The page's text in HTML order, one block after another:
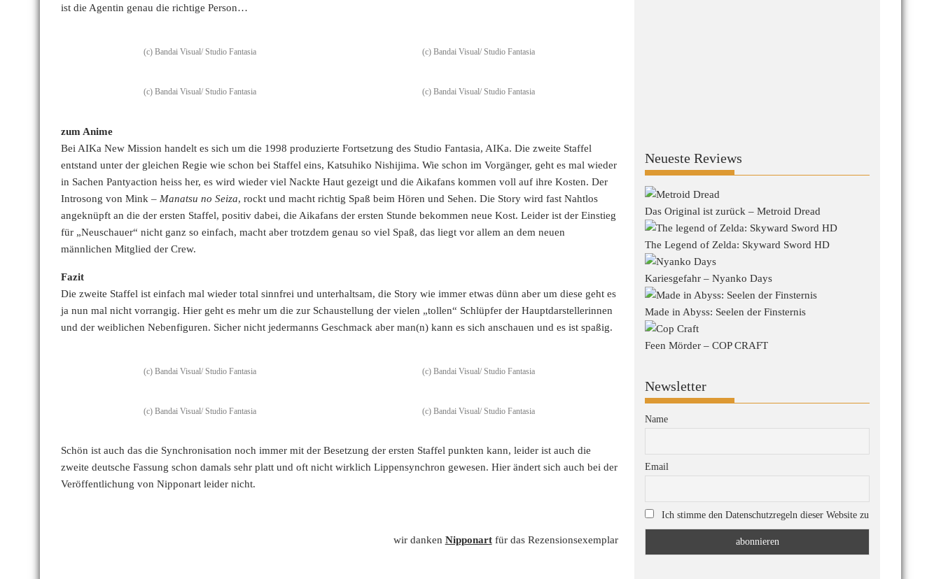
ist die Agentin genau die richtige Person…
(c) Bandai Visual/ Studio Fantasia (c) Bandai Visual/ Studio Fantasia
(c) Bandai Visual/ Studio Fantasia (c) Bandai Visual/ Studio Fantasia
zum Anime
Bei AIKa New Mission handelt es sich um die 1998 produzierte Fortsetzung des Studio Fantasia, AIKa. Die zweite Staffel
entstand unter der gleichen Regie wie schon bei Staffel eins, Katsuhiko Nishijima. Wie schon im Vorgänger, geht es mal wieder
in Sachen Pantyaction heiss her, es wird wieder viel Nackte Haut gezeigt und die Aikafans kommen voll auf ihre Kosten. Der
Introsong von Mink – Manatsu no Seiza, rockt und macht richtig Spaß beim Hören und Sehen. Die Story wird fast Nahtlos
angeknüpft an die der ersten Staffel, positiv dabei, die Aikafans der ersten Stunde bekommen neue Kost. Leider ist der Einstieg
für „Neuschauer“ nicht ganz so einfach, macht aber trotzdem genau so viel Spaß, das liegt vor allem an dem neuen
männlichen Mitglied der Crew.
Fazit
Die zweite Staffel ist einfach mal wieder total sinnfrei und unterhaltsam, die Story wie immer etwas dünn aber um diese geht es
ja nun mal nicht vorrangig. Hier geht es mehr um die zur Schaustellung der vielen „tollen“ Schlüpfer der Hauptdarstellerinnen
und der weiblichen Nebenfiguren. Sicher nicht jedermanns Geschmack aber man(n) kann es sich anschauen und es ist spaßig.
(c) Bandai Visual/ Studio Fantasia (c) Bandai Visual/ Studio Fantasia
(c) Bandai Visual/ Studio Fantasia (c) Bandai Visual/ Studio Fantasia
Schön ist auch das die Synchronisation noch immer mit der Besetzung der ersten Staffel punkten kann, leider ist auch die
zweite deutsche Fassung schon damals sehr platt und oft nicht wirklich Lippensynchron gewesen. Hier ändert sich auch bei der
Veröffentlichung von Nipponart leider nicht.
wir danken Nipponartfür das Rezensionsexemplar
Neueste Reviews
Das Original ist zurück – Metroid Dread
The Legend of Zelda: Skyward Sword HD
Kariesgefahr – Nyanko Days
Made in Abyss: Seelen der Finsternis
Feen Mörder – COP CRAFT
Newsletter
Name
Email
Ich stimme den Datenschutzregeln dieser Website zu